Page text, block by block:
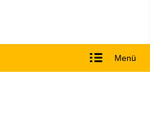
Menü